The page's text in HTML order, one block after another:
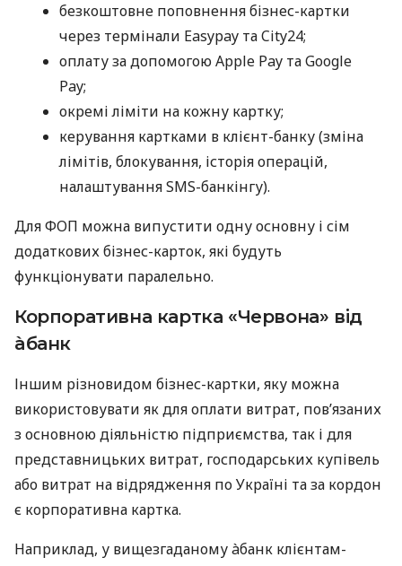
безкоштовне поповнення бізнес-картки
через термінали Easypay та City24;
оплату за допомогою Apple Pay та Google
Pay;
окремі ліміти на кожну картку;
керування картками в клієнт-банку (зміна
лімітів, блокування, історія операцій,
налаштування SMS-банкінгу).
Для ФОП можна випустити одну основну і сім
додаткових бізнес-карток, які будуть
функціонувати паралельно.
Корпоративна картка «Червона» від
àбанк
Іншим різновидом бізнес-картки, яку можна
використовувати як для оплати витрат, пов’язаних
з основною діяльністю підприємства, так і для
представницьких витрат, господарських купівель
або витрат на відрядження по Україні та за кордон
є корпоративна картка.
Наприклад, у вищезгаданому àбанк клієнтам-